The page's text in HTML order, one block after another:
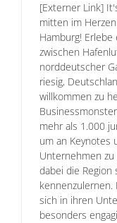
[Externer Link]
mitten im
Hamburg!
zwischen
norddeutscher
riesig,
willkommen zu
mehr als 1.000
um an Keynotes
Unter­nehmen
dabei die Region
kennen­zu­lernen.
sich in ihren
besonders